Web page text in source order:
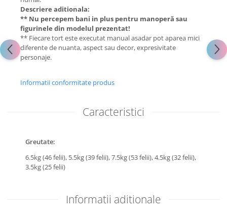
Descriere aditionala:
** Nu percepem bani in plus pentru manoperă sau
figurinele din modelul prezentat!
** Fiecare tort este executat manual asadar pot aparea mici
diferente de nuanta, aspect sau decor, expresivitate
personaje.
Informatii conformitate produs
Caracteristici
Greutate:
6.5kg (46 felii), 5.5kg (39 felii),7.5kg (53 felii),4.5kg (32 felii),
3.5kg (25 felii)
Informatii aditionale